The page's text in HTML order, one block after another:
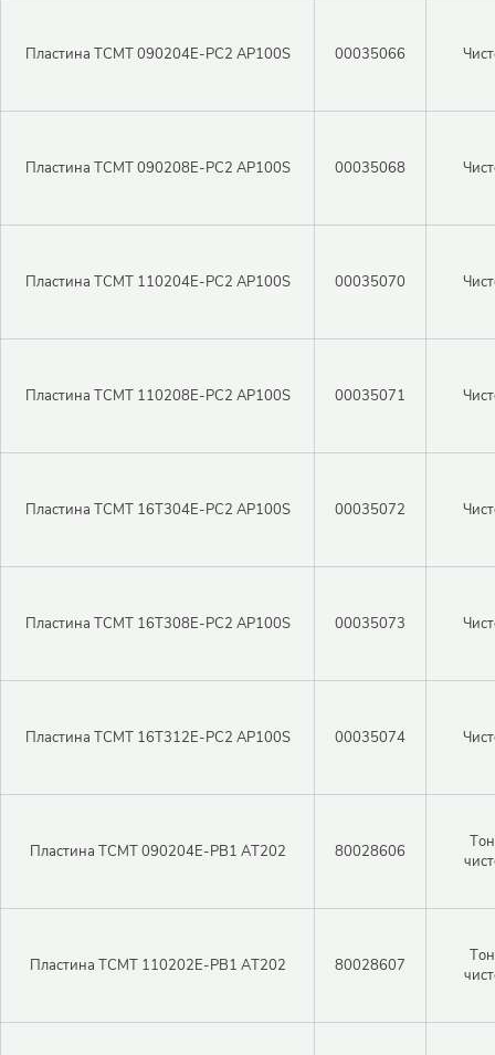
Пластина TCMT 090204E-PC2 AP100S 00035066
Пластина TCMT 090208E-PC2 AP100S 00035068
Пластина TCMT 110204E-PC2 AP100S 00035070
Пластина TCMT 110208E-PC2 AP100S 00035071
Пластина TCMT 16T304E-PC2 AP100S 00035072
Пластина TCMT 16T308E-PC2 AP100S 00035073
Пластина TCMT 16T312E-PC2 AP100S 00035074
Пластина TCMT 090204E-PB1 AT202 80028606
Пластина TCMT 110202E-PB1 AT202 80028607